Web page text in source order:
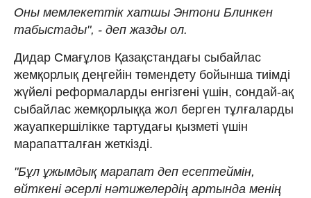
Оны мемлекеттік хатшы Энтони Блинкен
табыстады", - деп жазды ол.
Дидар Смағұлов Қазақстандағы сыбайлас
жемқорлық деңгейін төмендету бойынша тиімді
жүйелі реформаларды енгізгені үшін, сондай-ақ
сыбайлас жемқорлыққа жол берген тұлғаларды
жауапкершілікке тартудағы қызметі үшін
марапатталған жеткізді.
"Бұл ұжымдық марапат деп есептеймін,
өйткені әсерлі нәтижелердің артында менің